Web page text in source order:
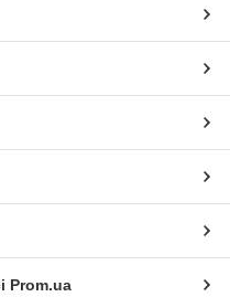
Prom.ua